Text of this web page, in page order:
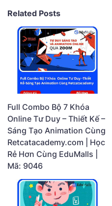
Related Posts
Full Combo Bộ 7 Khóa
Online Tư Duy – Thiết Kế –
Sáng Tạo Animation Cùng
Retcatacademy.com | Học
Rẻ Hơn Cùng EduMalls |
Mã: 9046